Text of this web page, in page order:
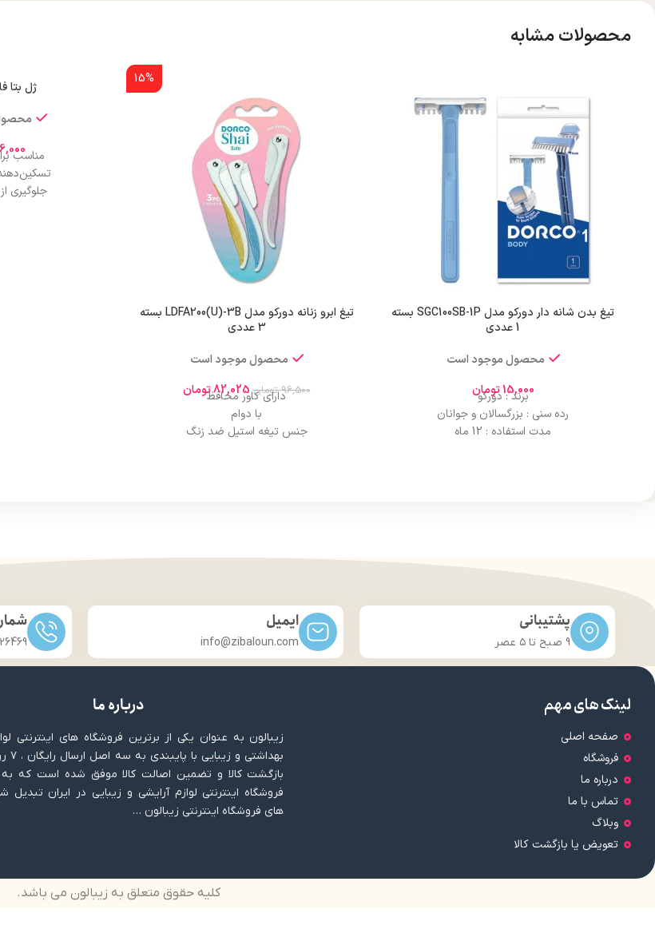
محصولات مشابه
تیغ بدن شانه دار دورکو مدل SGC100SB-1P بسته
1 عددی
محصول موجود است
15,000تومان
برند : دورکو
رده سنی : بزرگسالان و جوانان
مدت استفاده : 12 ماه
15%
تیغ ابرو زنانه دورکو مدل LDFA200(U)-3B بسته
3 عددی
محصول موجود است
96,500 تومان 82,025توماندارای کاور محافظ
با دوام
جنس تیغه استیل ضد زنگ
ژل بتا
مناسب
جلوگیری
پشتیبانی
9 صبح تا ۵ عصر
ایمیل
info@zibaloun.com
33686592
لینک های مهم
صفحه اصلی
فروشگاه
درباره ما
تماس با ما
وبلاگ
تعویض یا بازگشت کالا
درباره ما
زیبالون به عنوان یکی از برترین فروشگاه های اینترنتی
بازگشت کالا و تضمین اصالت کالا موفق شده است که به
فروشگاه اینترنتی لوازم آرایشی و زیبایی در ایران تبدیل
های فروشگاه اینترنتی زیبالون …
کلیه حقوق متعلق به زیبالون می باشد.